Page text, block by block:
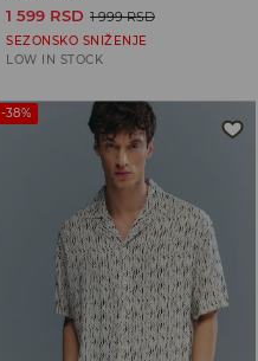
1 599 RSD 1 999 RSD
SEZONSKO SNIŽENJE
LOW IN STOCK
-38%